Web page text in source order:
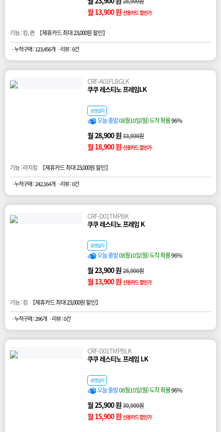
월 13,900 원 신용카드 할인가
기능 : 킹, 퀸 【제휴카드 최대 23,000원 할인】
· 누적구매 : 123,456개 · 리뷰 : 0건
CRF-A01FLBGLK
쿠쿠 레스티노 프레임LK
로켓설치
오늘 출발08월10일(월) 도착 확률96%
월 28,900 원33,900원
월 18,900 원 신용카드 할인가
기능 : 라지킹 【제휴카드 최대 23,000원 할인】
· 누적구매 : 242,164개 · 리뷰 : 0건
CRF-D01TMPBK
쿠쿠 레스티노 프레임 K
로켓설치
오늘 출발08월10일(월) 도착 확률96%
월 23,900 원28,900원
월 13,900 원 신용카드 할인가
기능 : 킹 【제휴카드 최대 23,000원 할인】
· 누적구매 : 296개 · 리뷰 : 0건
CRF-D01TMPBLK
쿠쿠 레스티노 프레임 LK
로켓설치
오늘 출발08월10일(월) 도착 확률96%
월 25,900 원30,900원
월 15,900 원 신용카드 할인가